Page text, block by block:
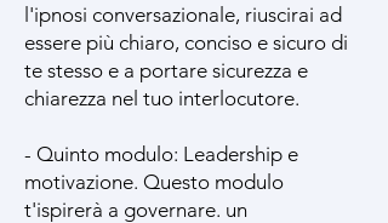
l'ipnosi conversazionale, riuscirai ad
essere più chiaro, conciso e sicuro di
te stesso e a portare sicurezza e
chiarezza nel tuo interlocutore.
- Quinto modulo: Leadership e
motivazione. Questo modulo
t'ispirerà a governare. un